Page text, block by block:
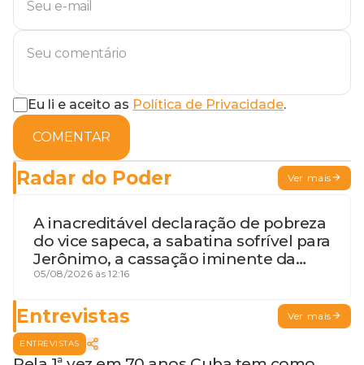
Eu li e aceito as Política de Privacidade.
COMENTAR
Radar do Poder Ver mais
A inacreditável declaração de pobreza
do vice sapeca, a sabatina sofrível para
Jerônimo, a cassação iminente da
desembargadora e a vaga do Quinto
05/08/2026 às 12:16
Entrevistas Ver mais
ENTREVISTAS